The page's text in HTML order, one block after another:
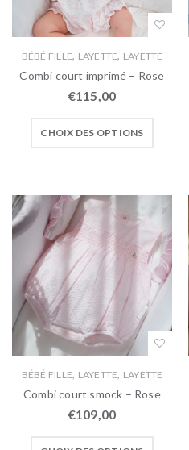
BÉBÉ FILLE, LAYETTE, LAYETTE
Combi court imprimé – Rose
€115,00
CHOIX DES OPTIONS
BÉBÉ FILLE, LAYETTE, LAYETTE
Combi court smock – Rose
€109,00